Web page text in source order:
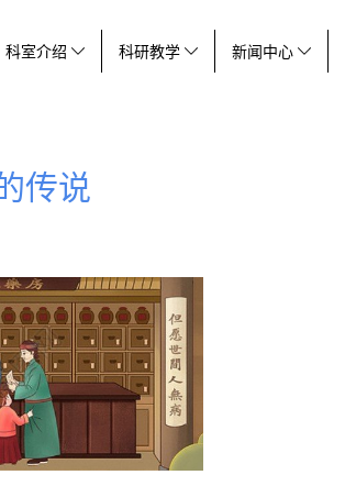
科室介绍 科研教学 新闻中心
传说